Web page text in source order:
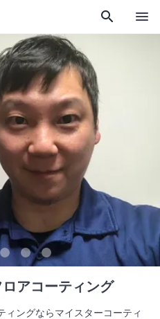
search menu
アコーティング
ィングならマイスターコーティ